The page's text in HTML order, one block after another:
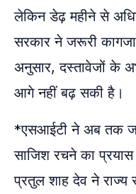
लेकिन डेढ़ महीने से
सरकार ने जरूरी
अनुसार, दस्तावेजों के
आगे नहीं बढ़ सकी है।
*एसआईटी ने अब तक
साजिश रचने का प्रयास
प्रतुल शाह देव ने राज्य